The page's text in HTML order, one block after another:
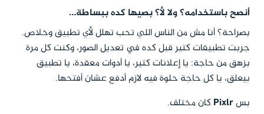
أنصح باستخدامه؟ ولا لأ؟ بصيها كده ببساطة…
بصراحة؟ أنا مش من الناس اللي تحب تهلل لأي تطبيق وخلاص.
جربت تطبيقات كتير قبل كده في تعديل الصور، وكنت كل مرة
بزهق من حاجة: يا إعلانات كتير، يا أدوات معقدة، يا تطبيق
بيعلق، يا كل حاجة حلوة فيه لازم أدفع عشان أفتحها.
بسPixlrكان مختلف.